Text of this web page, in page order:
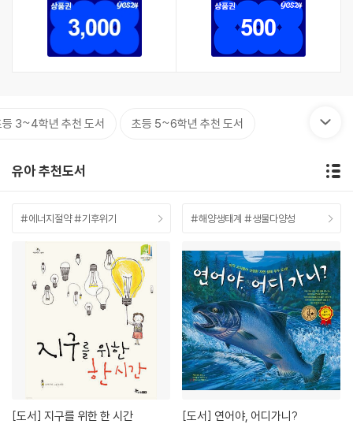
등 3~4학년 추천 도서 초등 5~6학년 추천 도서
유아 추천도서
#에너지절약 #기후위기
[도서] 지구를 위한 한 시간
#해양생태계 #생물다양성
[도서] 연어야, 어디가니?